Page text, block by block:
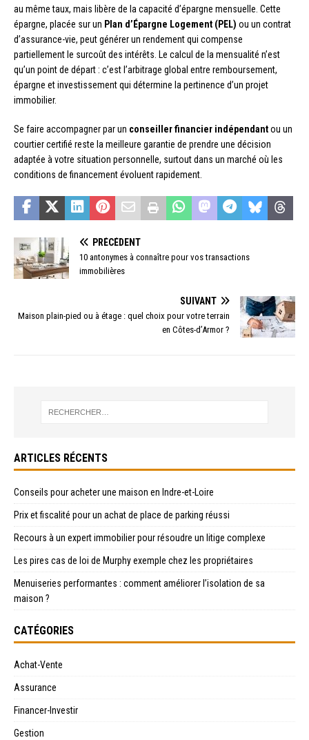
au même taux, mais libère de la capacité d’épargne mensuelle. Cette
épargne, placée sur un Plan d’Épargne Logement (PEL) ou un contrat
d’assurance-vie, peut générer un rendement qui compense
partiellement le surcoût des intérêts. Le calcul de la mensualité n’est
qu’un point de départ : c’est l’arbitrage global entre remboursement,
épargne et investissement qui détermine la pertinence d’un projet
immobilier.
Se faire accompagner par un conseiller financier indépendantou un
courtier certifié reste la meilleure garantie de prendre une décision
adaptée à votre situation personnelle, surtout dans un marché où les
conditions de financement évoluent rapidement.
PRÉCÉDENT
10 antonymes à connaître pour vos transactions
immobilières
SUIVANT
Maison plain-pied ou à étage : quel choix pour votre terrain
en Côtes-d’Armor ?
ARTICLES RÉCENTS
Conseils pour acheter une maison en Indre-et-Loire
Prix et fiscalité pour un achat de place de parking réussi
Recours à un expert immobilier pour résoudre un litige complexe
Les pires cas de loi de Murphy exemple chez les propriétaires
Menuiseries performantes : comment améliorer l’isolation de sa
maison ?
CATÉGORIES
Achat-Vente
Assurance
Financer-Investir
Gestion